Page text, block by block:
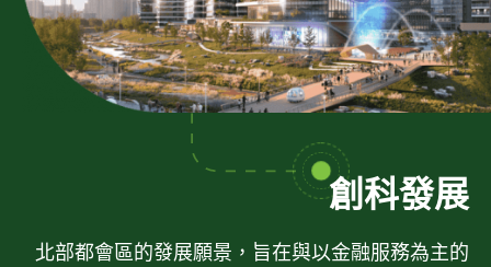
創科發展
北部都會區的發展願景，旨在與以金融服務為主的